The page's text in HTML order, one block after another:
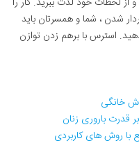
شدن ، شما و همسرتان باید
استرس با برهم زدن توازن
قدرت باروری زنان
با روش های کاربردی